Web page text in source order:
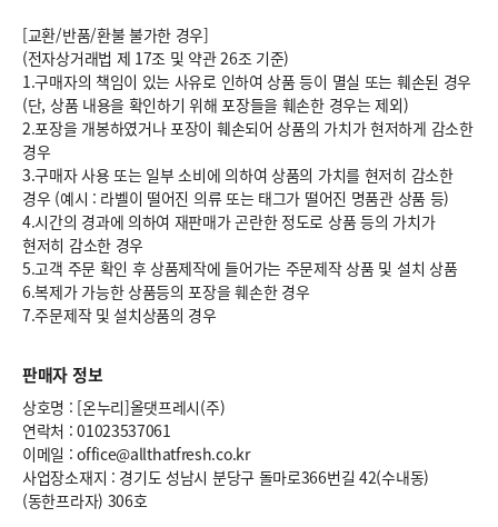
[교환/반품/환불 불가한 경우]
(전자상거래법 제 17조 및 약관 26조 기준)
1.구매자의 책임이 있는 사유로 인하여 상품 등이 멸실 또는 훼손된 경우
(단, 상품 내용을 확인하기 위해 포장들을 훼손한 경우는 제외)
2.포장을 개봉하였거나 포장이 훼손되어 상품의 가치가 현저하게 감소한
경우
3.구매자 사용 또는 일부 소비에 의하여 상품의 가치를 현저히 감소한
경우 (예시 : 라벨이 떨어진 의류 또는 태그가 떨어진 명품관 상품 등)
4.시간의 경과에 의하여 재판매가 곤란한 정도로 상품 등의 가치가
현저히 감소한 경우
5.고객 주문 확인 후 상품제작에 들어가는 주문제작 상품 및 설치 상품
6.복제가 가능한 상품등의 포장을 훼손한 경우
7.주문제작 및 설치상품의 경우
판매자 정보
상호명 : [온누리]올댓프레시(주)
연락처 : 01023537061
이메일 : office@allthatfresh.co.kr
사업장소재지 : 경기도 성남시 분당구 돌마로366번길 42(수내동)
(동한프라자) 306호